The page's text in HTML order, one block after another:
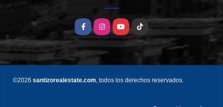
FacebookInstagramYouTube
TikTok
©2026 santizorealestate.com, todos los derechos reservados.